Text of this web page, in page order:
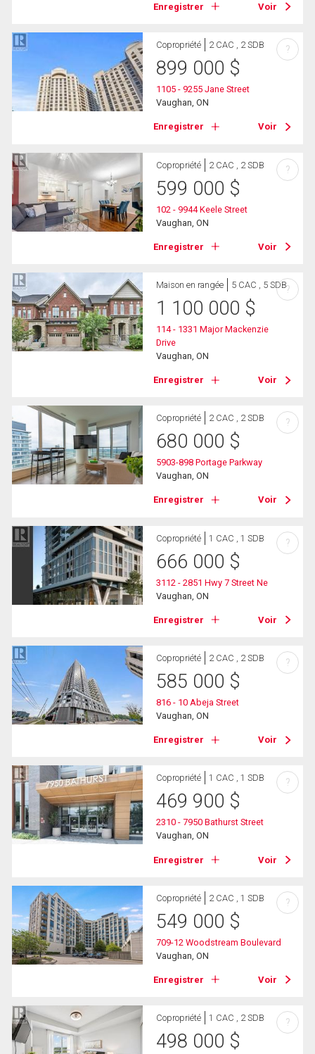
Enregistrer Voir
Copropriété 2 CAC , 2 SDB
899 000 $
1105 - 9255 Jane Street
Vaughan, ON
Enregistrer Voir
?
Copropriété 2 CAC , 2 SDB
599 000 $
102 - 9944 Keele Street
Vaughan, ON
Enregistrer Voir
?
Maison en rangée 5 CAC , 5 SDB
1 100 000 $
114 - 1331 Major Mackenzie
Drive
Vaughan, ON
Enregistrer Voir
?
Copropriété 2 CAC , 2 SDB
680 000 $
5903-898 Portage Parkway
Vaughan, ON
Enregistrer Voir
?
Copropriété 1 CAC , 1 SDB
666 000 $
3112 - 2851 Hwy 7 Street Ne
Vaughan, ON
Enregistrer Voir
?
Copropriété 2 CAC , 2 SDB
585 000 $
816 - 10 Abeja Street
Vaughan, ON
Enregistrer Voir
?
Copropriété 1 CAC , 1 SDB
469 900 $
2310 - 7950 Bathurst Street
Vaughan, ON
Enregistrer Voir
?
Copropriété 2 CAC , 1 SDB
549 000 $
709-12 Woodstream Boulevard
Vaughan, ON
Enregistrer Voir
?
Copropriété 1 CAC , 2 SDB
498 000 $
?